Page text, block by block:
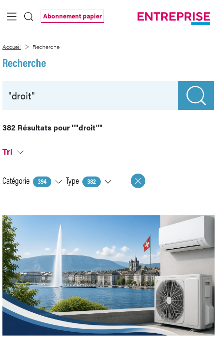
Saut au contenu principal
Abonnement papier
Accueil Recherche
Recherche
382 Résultats pour""droit""
Tri
Catégorie 394 Type 382